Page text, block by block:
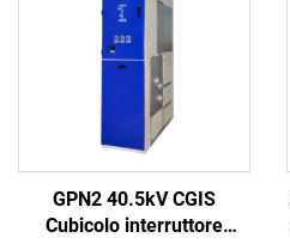
GPN2 40.5kV CGIS
Cubicolo interruttore